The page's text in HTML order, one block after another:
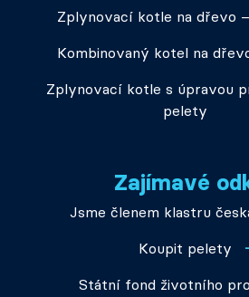
Zplynovací kotle na dřevo
Kombinovaný kotel na
Zplynovací kotle s úpravou
pelety
Zajímavé
Jsme členem klastru
Koupit pelety
Státní fond životního